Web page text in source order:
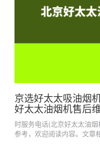
京选好太太吸油烟
好太太油烟机售后
时服务电话(北京好太太油
参考，欢迎阅读内容。文章